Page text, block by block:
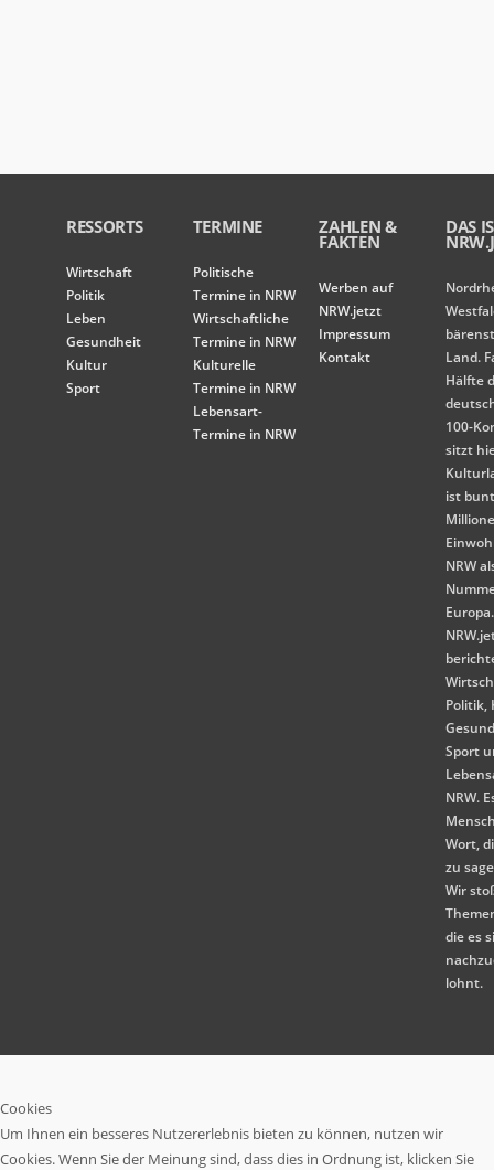
RESSORTS
Wirtschaft
Politik
Leben
Gesundheit
Kultur
Sport
TERMINE
Politische
Termine in NRW
Wirtschaftliche
Termine in NRW
Kulturelle
Termine in NRW
Lebensart-
Termine in NRW
ZAHLEN &
FAKTEN
Werben auf
NRW.jetzt
Impressum
Kontakt
DAS
Land.
Hälfte
100-
sitzt
ist
NRW
Europa.
Politik,
Sport
NRW.
Wort,
zu
Wir
die es
lohnt.
Cookies
Um Ihnen ein besseres Nutzererlebnis bieten zu können, nutzen wir
Cookies. Wenn Sie der Meinung sind, dass dies in Ordnung ist, klicken Sie